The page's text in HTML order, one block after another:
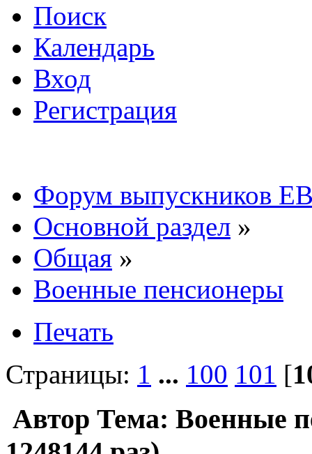
Поиск
Календарь
Вход
Регистрация
Форум выпускников
Основной раздел »
Общая »
Военные пенсионеры
Печать
Страницы: 1 ... 100 101 [
Автор Тема: Военные